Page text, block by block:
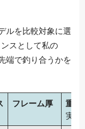
ルを比較対象に選
スとして私の
端で釣り合うかを
フレーム厚 重量
実
実